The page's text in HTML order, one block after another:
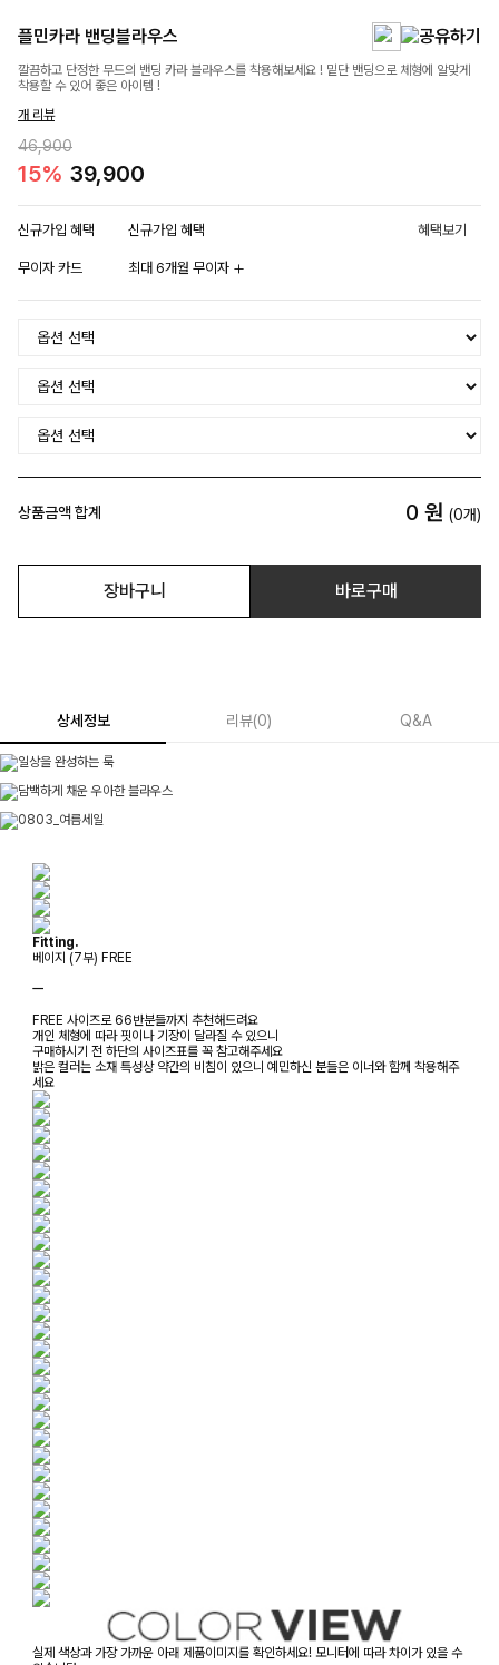
플민카라 밴딩블라우스
깔끔하고 단정한 무드의 밴딩 카라 블라우스를 착용해보세요 ! 밑단 밴딩으로 체형에 알맞게
착용할 수 있어 좋은 아이템 !
개 리뷰
46,900
15% 39,900
신규가입 혜택 신규가입 혜택 혜택보기
무이자 카드 최대 6개월 무이자
상품금액 합계 0 원 (0개)
장바구니 바로구매
상세정보 리뷰(0) Q&A
Fitting.
베이지 (7부) FREE
ㅡ
FREE 사이즈로 66반분들까지 추천해드려요
개인 체형에 따라 핏이나 기장이 달라질 수 있으니
구매하시기 전 하단의 사이즈표를 꼭 참고해주세요
밝은 컬러는 소재 특성상 약간의 비침이 있으니 예민하신 분들은 이너와 함께 착용해주
세요
실제 색상과 가장 가까운 아래 제품이미지를 확인하세요! 모니터에 따라 차이가 있을 수